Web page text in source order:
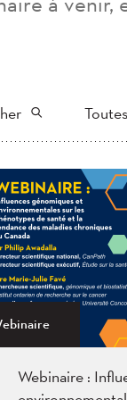
2021
2016
2011
récent au
Webinaire :